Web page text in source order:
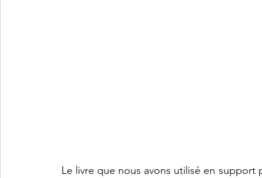
Le livre que nous avons utilisé en support